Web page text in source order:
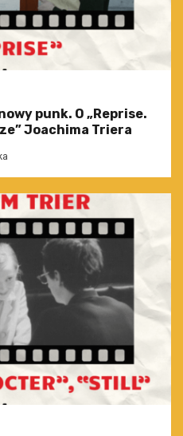
punk. O „Reprise.
Joachima Triera